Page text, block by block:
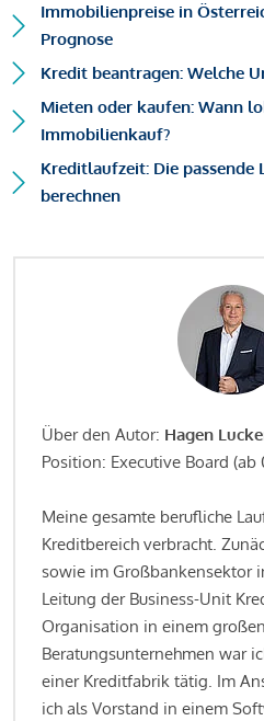
Immobilienpreise in
Prognose
Kredit beantragen: Welche
Mieten oder kaufen: Wann
Immobilienkauf?
Kreditlaufzeit: Die passende
berechnen
Über den Autor: Hagen
Position: Executive Board (ab
Meine gesamte berufliche
Kreditbereich verbracht.
sowie im Großbankensektor
Leitung der Business-Unit
Organisation in einem großen
Beratungsunternehmen war
einer Kreditfabrik tätig. Im
ich als Vorstand in einem